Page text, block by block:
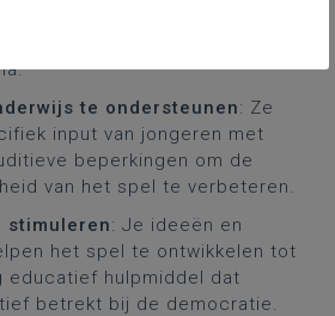
te ondersteunen: Ze
input van jongeren met
beperkingen om de
van het spel te verbeteren.
stimuleren: Je ideeën en
het spel te ontwikkelen tot
educatief hulpmiddel dat
betrekt bij de democratie.